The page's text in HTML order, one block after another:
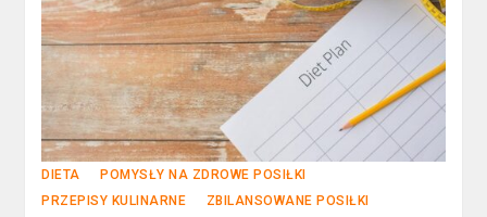
DIETA
POMYSŁY NA ZDROWE POSIŁKI
PRZEPISY KULINARNE
ZBILANSOWANE POSIŁKI